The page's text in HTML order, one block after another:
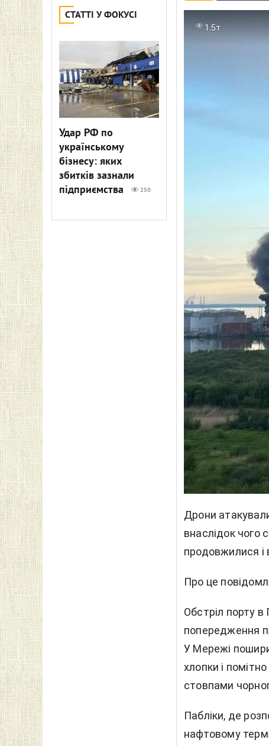
СТАТТІ У ФОКУСІ
Удар РФ по
українському
бізнесу: яких
збитків зазнали
підприємства
250
1.5т
Дрони
внаслідок чого
продовжилися і
Про це
Обстріл порту в
попередження
У Мережі
хлопки і
стовпами
Пабліки, де
нафтовому